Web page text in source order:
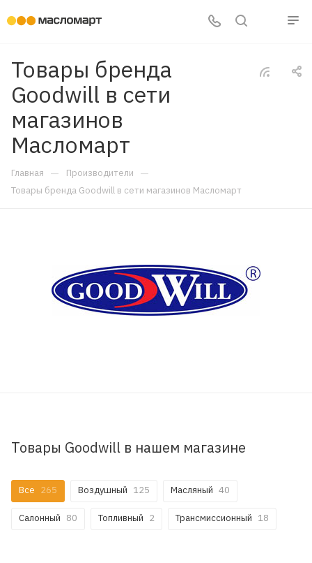
Товары бренда
Goodwill в сети
магазинов
Масломарт
Главная — Производители —
Товары бренда Goodwill в сети магазинов Масломарт
Товары Goodwill в нашем магазине
Все 265 Воздушный 125 Масляный 40
Салонный 80 Топливный 2 Трансмиссионный 18